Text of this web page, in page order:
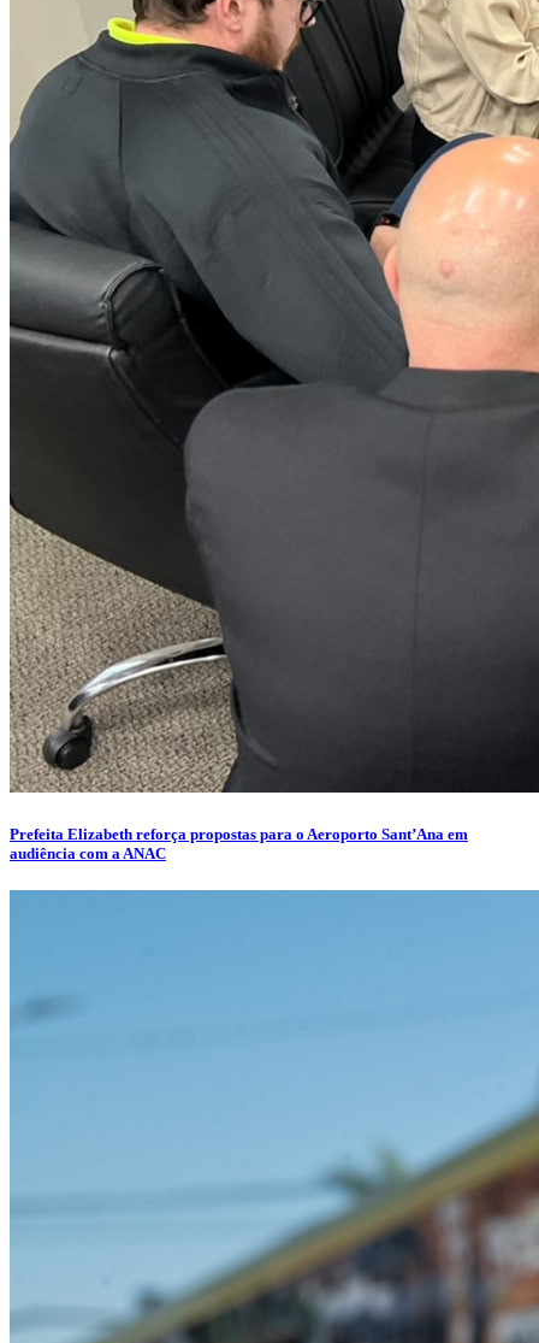
Prefeita Elizabeth reforça propostas para o Aeroporto Sant’Ana em
audiência com a ANAC